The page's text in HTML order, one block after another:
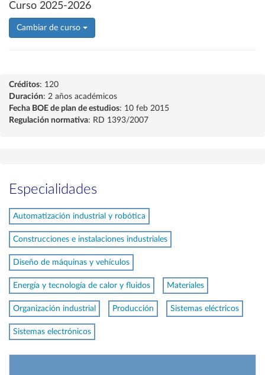
Curso 2025-2026
Cambiar de curso
Créditos: 120
Duración: 2 años académicos
Fecha BOE de plan de estudios: 10 feb 2015
Regulación normativa: RD 1393/2007
Especialidades
Automatización industrial y robótica
Construcciones e instalaciones industriales
Diseño de máquinas y vehículos
Energía y tecnología de calor y fluidos Materiales
Organización industrial Producción Sistemas eléctricos
Sistemas electrónicos